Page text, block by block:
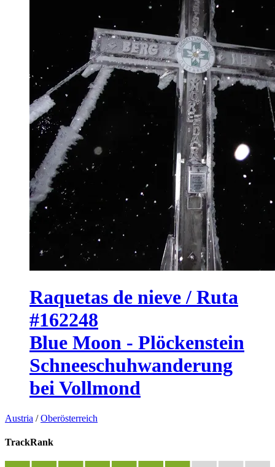
Raquetas de nieve / Ruta
#162248
Blue Moon - Plöckenstein
Schneeschuhwanderung
bei Vollmond
Austria /Oberösterreich
TrackRank